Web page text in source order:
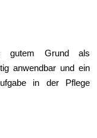
gutem Grund als
anwendbar und ein
in der Pflege